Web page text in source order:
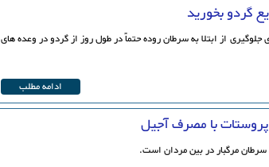
گردو بخورید
جلوگیری از ابتلا به سرطان روده حتماً در طول روز از گردو در وعده های
ادامه مطلب
با مصرف آجیل
مرگبار در بین مردان است.